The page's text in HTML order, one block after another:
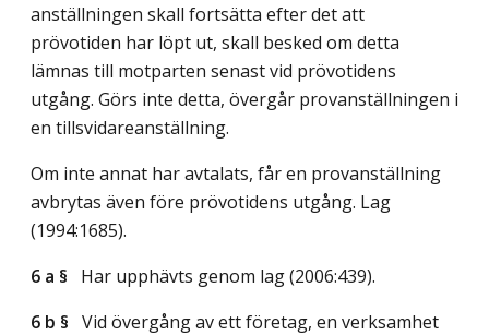
anställningen skall fortsätta efter det att
prövotiden har löpt ut, skall besked om detta
lämnas till motparten senast vid prövotidens
utgång. Görs inte detta, övergår provanställningen i
en tillsvidareanställning.
Om inte annat har avtalats, får en provanställning
avbrytas även före prövotidens utgång. Lag
(1994:1685).
6 a § Har upphävts genom lag (2006:439).
6 b § Vid övergång av ett företag, en verksamhet